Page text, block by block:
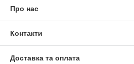
Про нас
Контакти
Доставка та оплата